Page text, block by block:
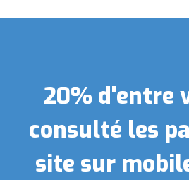
20% d'entre
consulté les
site sur